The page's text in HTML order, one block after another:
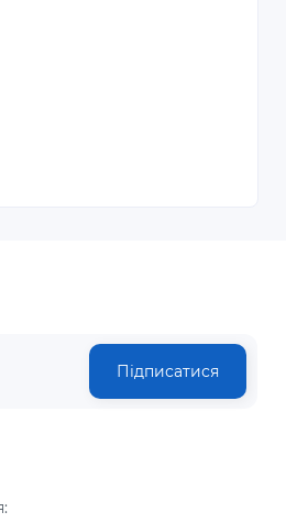
Підписатися